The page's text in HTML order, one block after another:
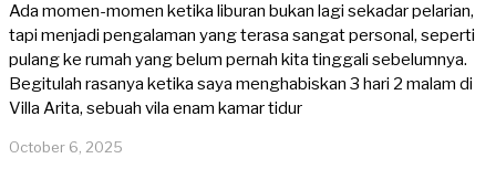
Ada momen-momen ketika liburan bukan lagi sekadar pelarian,
tapi menjadi pengalaman yang terasa sangat personal, seperti
pulang ke rumah yang belum pernah kita tinggali sebelumnya.
Begitulah rasanya ketika saya menghabiskan 3 hari 2 malam di
Villa Arita, sebuah vila enam kamar tidur
October 6, 2025